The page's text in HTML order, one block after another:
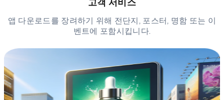
앱 다운로드를 장려하기 위해 전단지, 포스터, 명함 또는 이
벤트에 포함시킵니다.